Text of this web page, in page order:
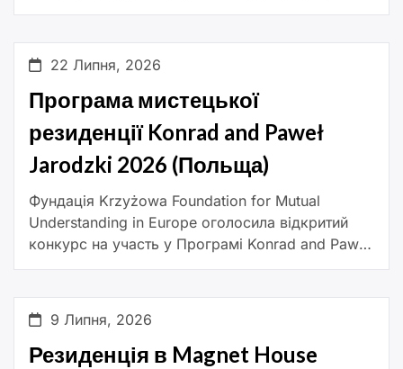
розпочинає новий етап розвитку під
(François Schneider Foundation). […]
22 Липня, 2026
Програма мистецької
резиденції Konrad and Paweł
Jarodzki 2026 (Польща)
Фундація Krzyżowa Foundation for Mutual
Understanding in Europe оголосила відкритий
конкурс на участь у Програмі Konrad and Paweł
Jarodzki Artist-in-Residence Programme. До
реалізувати дослідницько-орієнтовані
мистецькі […]
9 Липня, 2026
Резиденція в Magnet House